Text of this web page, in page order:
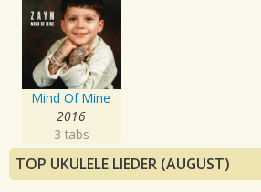
Mind Of Mine
2016
3 tabs
TOP UKULELE LIEDER (AUGUST)